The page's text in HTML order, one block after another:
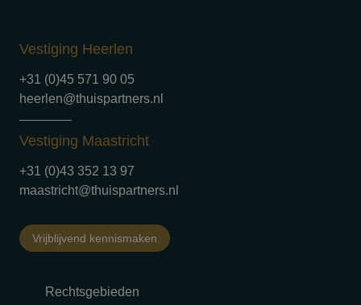
Vestiging Heerlen
+31 (0)45 571 90 05
heerlen@thuispartners.nl
Vestiging Maastricht
+31 (0)43 352 13 97
maastricht@thuispartners.nl
Vrijblijvend kennismaken
Rechtsgebieden